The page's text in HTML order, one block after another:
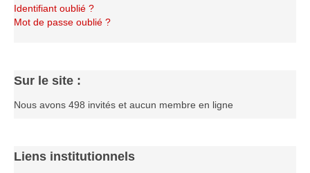
Les tournois internes
Les tournois
Identifiant oublié ?
Mot de passe oublié ?
Sur le site :
Nous avons 498 invités et aucun membre en ligne
Liens institutionnels